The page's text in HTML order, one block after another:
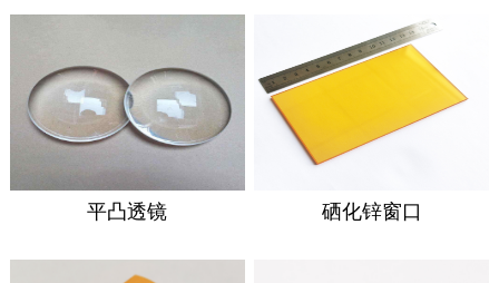
平凸透镜 硒化锌窗口